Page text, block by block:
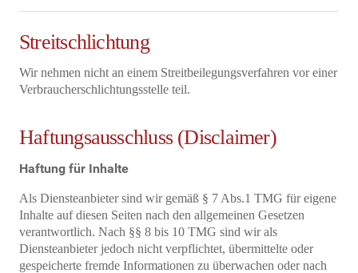
Streitschlichtung
Wir nehmen nicht an einem Streitbeilegungsverfahren vor einer
Verbraucherschlichtungsstelle teil.
Haftungsausschluss (Disclaimer)
Haftung für Inhalte
Als Diensteanbieter sind wir gemäß § 7 Abs.1 TMG für eigene
Inhalte auf diesen Seiten nach den allgemeinen Gesetzen
verantwortlich. Nach §§ 8 bis 10 TMG sind wir als
Diensteanbieter jedoch nicht verpflichtet, übermittelte oder
gespeicherte fremde Informationen zu überwachen oder nach